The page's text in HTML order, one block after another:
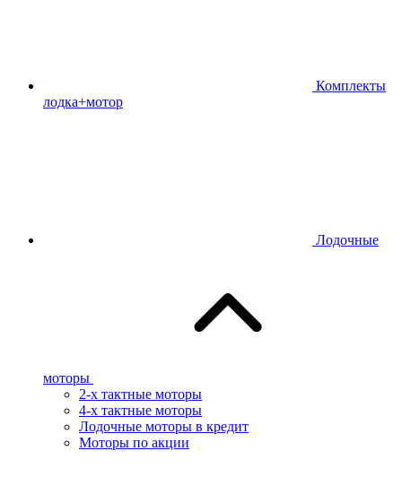
Комплекты
лодка+мотор
Лодочные
моторы
2-х тактные моторы
4-х тактные моторы
Лодочные моторы в кредит
Моторы по акции